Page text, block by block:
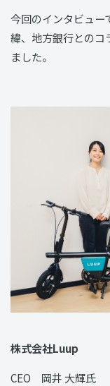
今回のインタビュ
緯、地方銀行とのコ
ました。
株式会社Luup
CEO 岡井 大輝氏